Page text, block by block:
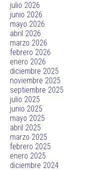
julio 2026
junio 2026
mayo 2026
abril 2026
marzo 2026
febrero 2026
enero 2026
diciembre 2025
noviembre 2025
septiembre 2025
julio 2025
junio 2025
mayo 2025
abril 2025
marzo 2025
febrero 2025
enero 2025
diciembre 2024